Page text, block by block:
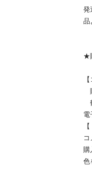
発
品
★
電
【
コ
購
色